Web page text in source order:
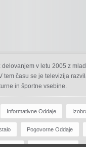
v letu 2005 z
tem času se je televizija
in športne vsebine.
Informativne Oddaje
Pogovorne Oddaje